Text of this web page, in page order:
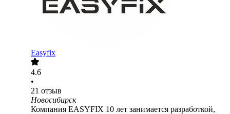
Easyfix
4.6
•
21 отзыв
Новосибирск
Компания EASYFIX 10 лет занимается разработкой,